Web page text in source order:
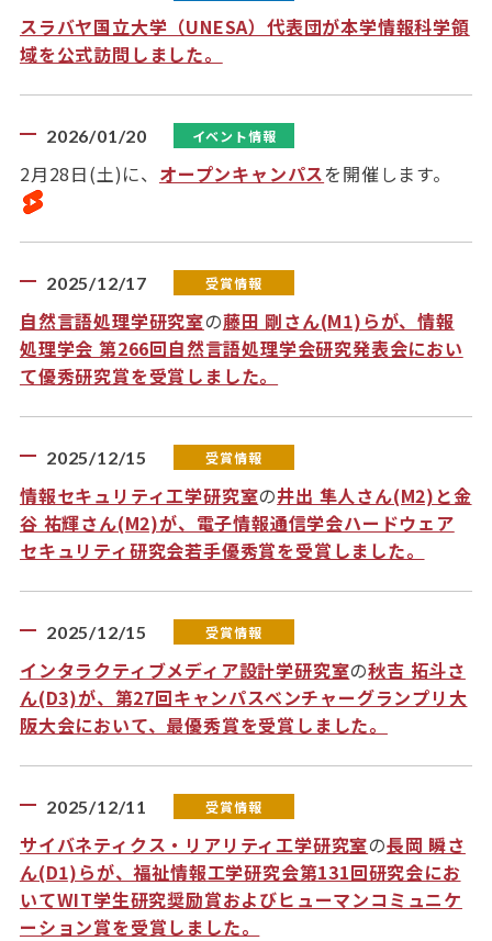
スラバヤ国立大学（UNESA）代表団が本学情報科学領
域を公式訪問しました。
2026/01/20 イベント情報
2月28日(土)に、 オープンキャンパスを開催します。
2025/12/17 受賞情報
自然言語処理学研究室の藤田 剛さん(M1)らが、情報
処理学会 第266回自然言語処理学会研究発表会におい
て優秀研究賞を受賞しました。
2025/12/15 受賞情報
情報セキュリティ工学研究室の井出 隼人さん(M2)と金
谷 祐輝さん(M2)が、電子情報通信学会ハードウェア
セキュリティ研究会若手優秀賞を受賞しました。
2025/12/15 受賞情報
インタラクティブメディア設計学研究室の秋吉 拓斗さ
ん(D3)が、第27回キャンパスベンチャーグランプリ大
阪大会において、最優秀賞を受賞しました。
2025/12/11 受賞情報
サイバネティクス・リアリティ工学研究室の長岡 瞬さ
ん(D1)らが、福祉情報工学研究会第131回研究会にお
いてWIT学生研究奨励賞およびヒューマンコミュニケ
ーション賞を受賞しました。